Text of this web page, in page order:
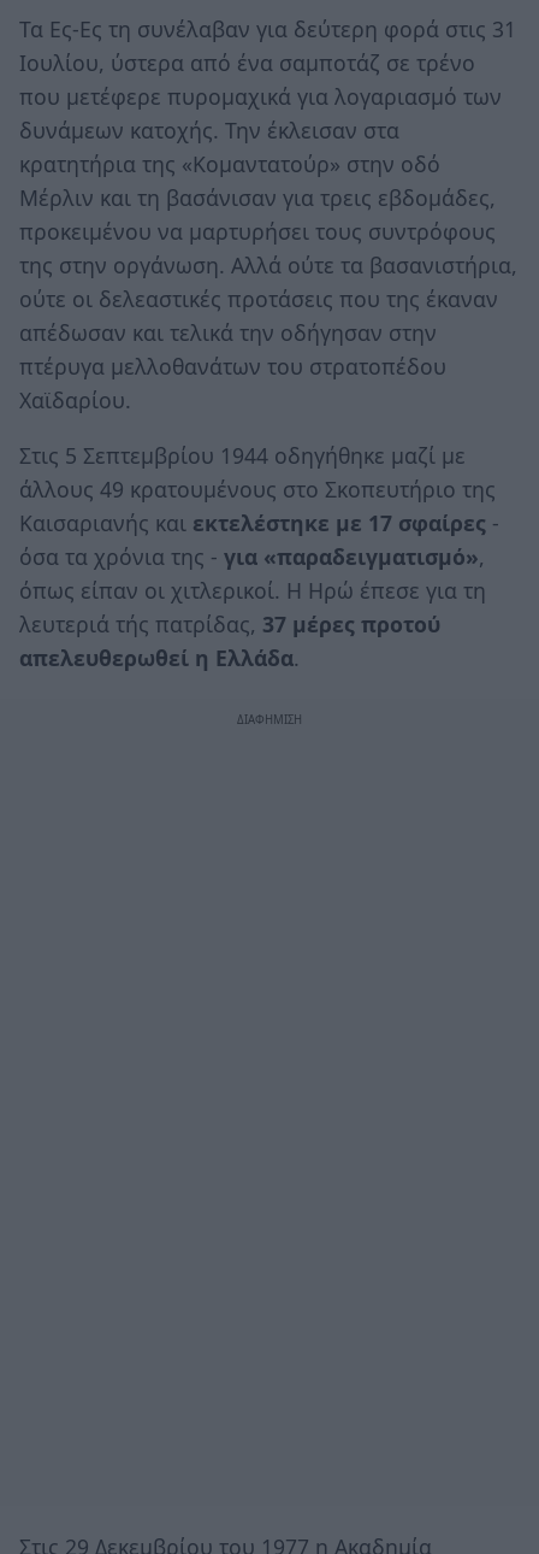
Τα Ες-Ες τη συνέλαβαν για δεύτερη φορά στις 31
Ιουλίου, ύστερα από ένα σαμποτάζ σε τρένο
που μετέφερε πυρομαχικά για λογαριασμό των
δυνάμεων κατοχής. Την έκλεισαν στα
κρατητήρια της «Κομαντατούρ» στην οδό
Μέρλιν και τη βασάνισαν για τρεις εβδομάδες,
προκειμένου να μαρτυρήσει τους συντρόφους
της στην οργάνωση. Αλλά ούτε τα βασανιστήρια,
ούτε οι δελεαστικές προτάσεις που της έκαναν
απέδωσαν και τελικά την οδήγησαν στην
πτέρυγα μελλοθανάτων του στρατοπέδου
Χαϊδαρίου.
Στις 5 Σεπτεμβρίου 1944 οδηγήθηκε μαζί με
άλλους 49 κρατουμένους στο Σκοπευτήριο της
Καισαριανής και εκτελέστηκε με 17 σφαίρες -
όσα τα χρόνια της - για «παραδειγματισμό»,
όπως είπαν οι χιτλερικοί. Η Ηρώ έπεσε για τη
λευτεριά τής πατρίδας, 37 μέρες προτού
απελευθερωθεί η Ελλάδα.
Στις 29 Δεκεμβρίου του 1977 η Ακαδημία